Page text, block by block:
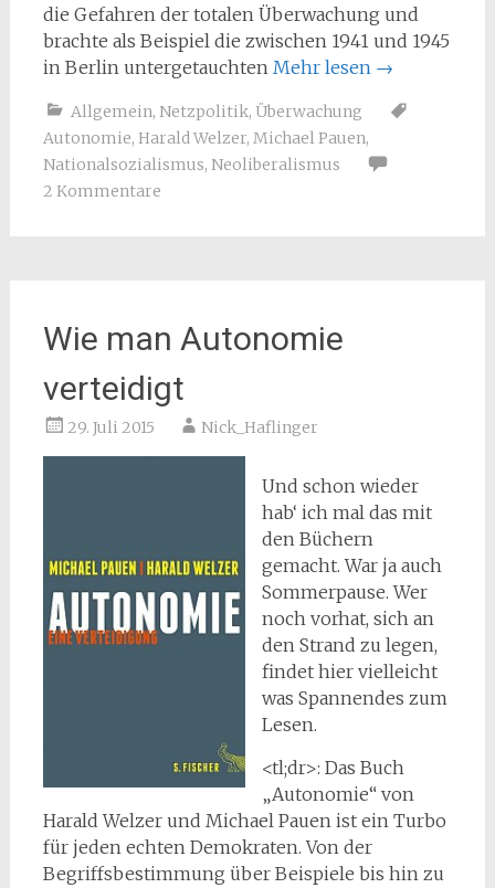
die Gefahren der totalen Überwachung und
brachte als Beispiel die zwischen 1941 und 1945
in Berlin untergetauchten Mehr lesen →
Allgemein, Netzpolitik, Überwachung
Autonomie, Harald Welzer, Michael Pauen,
Nationalsozialismus, Neoliberalismus
2 Kommentare
Wie man Autonomie
verteidigt
29. Juli 2015 Nick_Haflinger
Und schon wieder
hab‘ ich mal das mit
den Büchern
gemacht. War ja auch
Sommerpause. Wer
noch vorhat, sich an
den Strand zu legen,
findet hier vielleicht
was Spannendes zum
Lesen.
<tl;dr>: Das Buch
„Autonomie“ von
Harald Welzer und Michael Pauen ist ein Turbo
für jeden echten Demokraten. Von der
Begriffsbestimmung über Beispiele bis hin zu